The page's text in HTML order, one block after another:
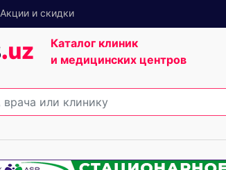
Акции и скидки
Каталог клиник
и медицинских центров